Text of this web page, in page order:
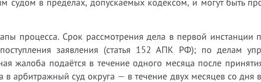
процесса. Срок рассмотрения дела в первой инстанции
заявления (статья 152 АПК РФ); по делам
жалоба подаётся в течение одного месяца после
арбитражный суд округа — в течение двух месяцев со дня